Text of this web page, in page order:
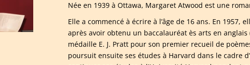
Née en 1939 à Ottawa, Margaret Atwood est une
Elle a commencé à écrire à l’âge de 16 ans. En
après avoir obtenu un baccalauréat ès arts en
médaille E. J. Pratt pour son premier recueil de
poursuit ensuite ses études à Harvard dans le cadre